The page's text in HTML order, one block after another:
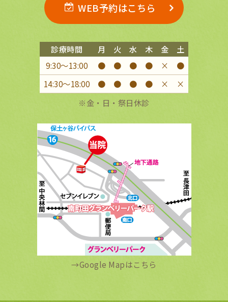
WEB予約はこちら
診療時間 月 火 水 木 金
土
9:30〜13:00
● ● ● ● ×
●
14:30〜18:00
● ● ● ● ×
×
※金・日・祭日休診
→Google Mapはこちら